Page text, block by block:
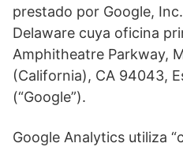
prestado por Google,
Delaware cuya oficina
Amphitheatre Parkway,
(California), CA 94043,
(“Google”).
Google Analytics utiliza